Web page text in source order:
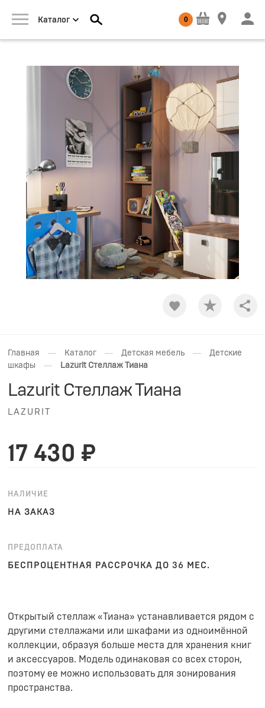
Каталог 0
Главная — Каталог — Детская мебель —
Детские
шкафы
— Lazurit Стеллаж Тиана
Lazurit Стеллаж Тиана
LAZURIT
17 430 ₽
НАЛИЧИЕ
НА ЗАКАЗ
ПРЕДОПЛАТА
БЕСПРОЦЕНТНАЯ РАССРОЧКА ДО 36 МЕС.
Открытый стеллаж «Тиана» устанавливается рядом с
другими стеллажами или шкафами из одноимённой
коллекции, образуя больше места для хранения книг
и аксессуаров. Модель одинаковая со всех сторон,
поэтому ее можно использовать для зонирования
пространства.